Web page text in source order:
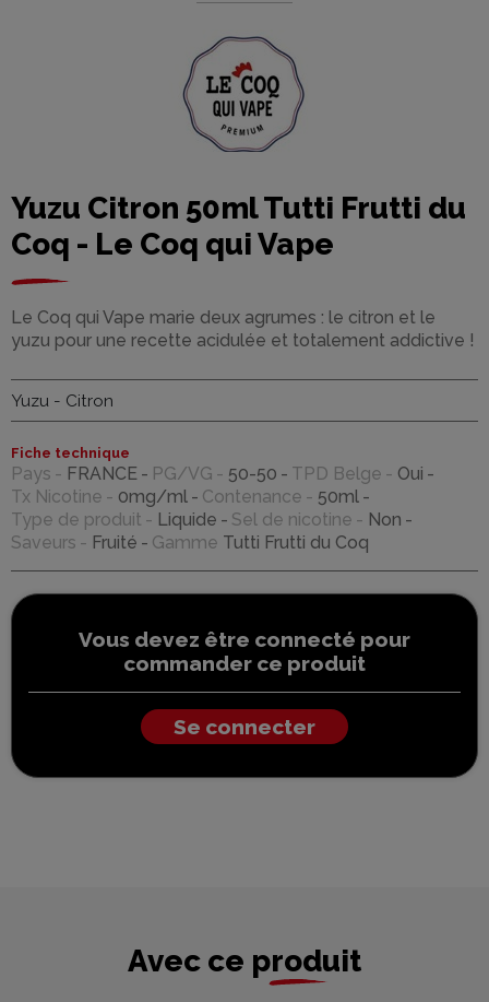
Yuzu Citron 50ml Tutti Frutti du
Coq - Le Coq qui Vape
Le Coq qui Vape marie deux agrumes : le citron et le
yuzu pour une recette acidulée et totalement addictive !
Yuzu - Citron
Fiche technique
Pays FRANCE PG/VG 50-50 TPD Belge
Oui
Tx Nicotine
0mg/ml Contenance
50ml
Type de produit
Liquide Sel de nicotine
Non
Saveurs
Fruité Gamme Tutti Frutti du Coq
Vous devez être connecté pour
commander ce produit
Se connecter
Avec ce produit